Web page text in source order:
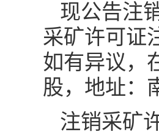
现公告注
采矿许可证
如有异议，
股，地址：
注销采矿